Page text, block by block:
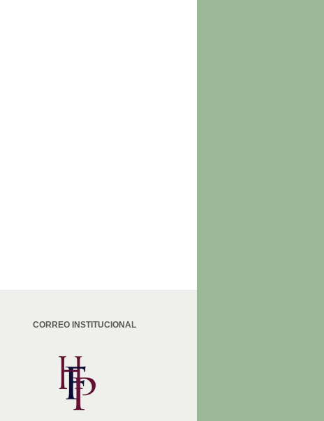
CORREO INSTITUCIONAL